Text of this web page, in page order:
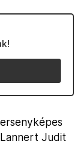
Judit